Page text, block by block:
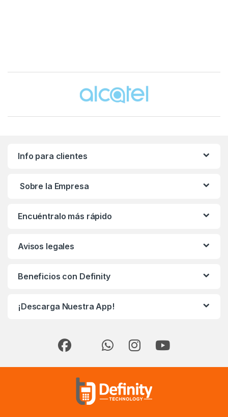
Info para clientes
Sobre la Empresa
Encuéntralo más rápido
Avisos legales
Beneficios con Definity
¡Descarga Nuestra App!